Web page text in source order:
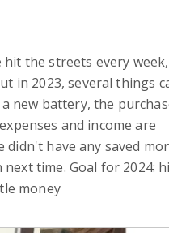
the streets every week,
in 2023, several things
new battery, the
and income are
have any saved
time. Goal for 2024:
money